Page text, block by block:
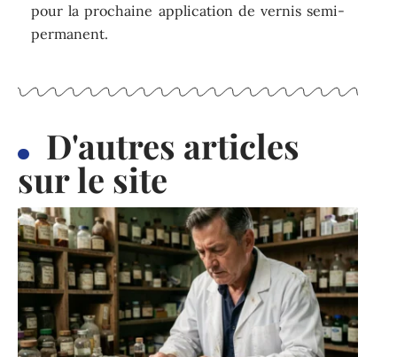
pour la prochaine application de vernis semi-
permanent.
D'autres articles
sur le site